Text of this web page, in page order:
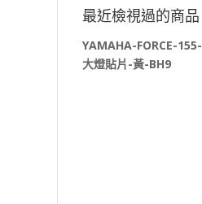
鍵
字:
最近檢視過的商品
YAMAHA-FORCE-155-
大燈貼片-黃-BH9